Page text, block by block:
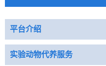
平台介绍
实验动物代养服务